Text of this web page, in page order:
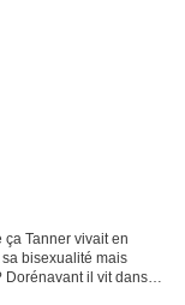
Tanner vivait en
bisexualité mais
Dorénavant il vit dans